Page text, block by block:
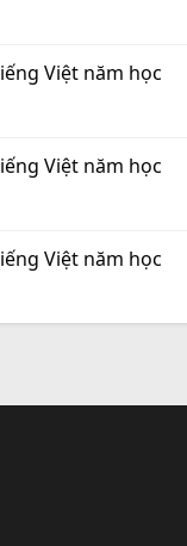
Việt năm học
Việt năm học
Việt năm học